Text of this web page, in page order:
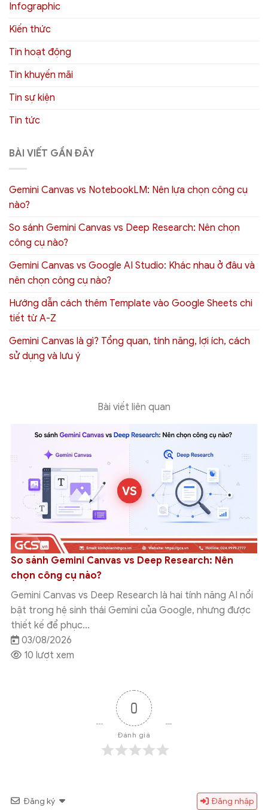
Infographic
Kiến thức
Tin hoạt động
Tin khuyến mãi
Tin sự kiện
Tin tức
BÀI VIẾT GẦN ĐÂY
Gemini Canvas vs NotebookLM: Nên lựa chọn công cụ
nào?
So sánh Gemini Canvas vs Deep Research: Nên chọn
công cụ nào?
Gemini Canvas vs Google AI Studio: Khác nhau ở đâu và
nên chọn công cụ nào?
Hướng dẫn cách thêm Template vào Google Sheets chi
tiết từ A-Z
Gemini Canvas là gì? Tổng quan, tính năng, lợi ích, cách
sử dụng và lưu ý
Bài viết liên quan
So sánh Gemini Canvas vs Deep Research: Nên
chọn công cụ nào?
Gemini Canvas vs Deep Research là hai tính năng AI nổi
bật trong hệ sinh thái Gemini của Google, nhưng được
thiết kế để phục...
03/08/2026
10 lượt xem
0
Đánh giá
Đăng ký Đăng nhập